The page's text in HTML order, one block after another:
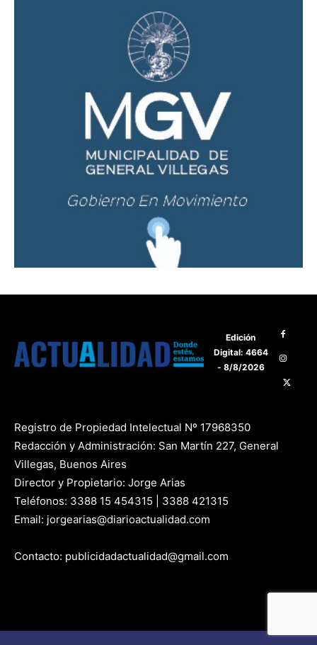
Edición
Digital: 4664
- 8/8/2026
Registro de Propiedad Intelectual Nº 17968350
Redacción y Administración: San Martín 227, General
Villegas, Buenos Aires
Director y Propietario: Jorge Arias
Teléfonos: 3388 15 454315 | 3388 421315
Email: jorgearias@diarioactualidad.com
Contacto: publicidadactualidad@gmail.com